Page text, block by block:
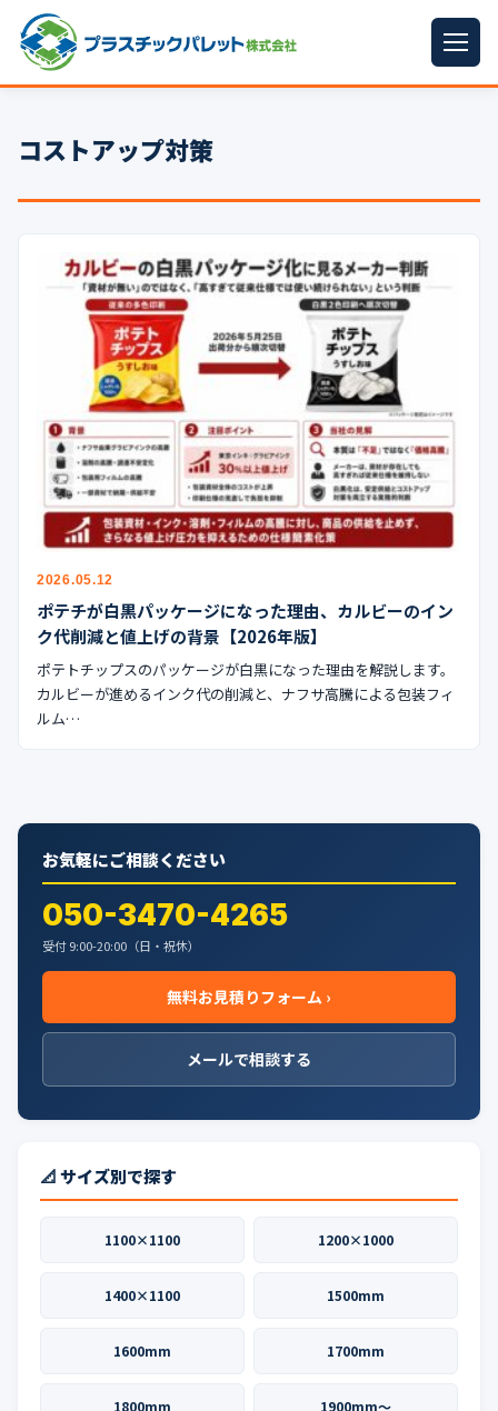
パレットサイズ
プラパレット ▼
コンテナ
中古パレット
梱包資材
イラン情勢まとめ
公式ブログ
🇺🇸🇰🇷🇹🇼🇻🇳
コストアップ対策
2026.05.12
ポテチが白黒パッケージになった理由、カルビーのイン
ク代削減と値上げの背景【2026年版】
ポテトチップスのパッケージが白黒になった理由を解説します。
カルビーが進めるインク代の削減と、ナフサ高騰による包装フィ
ルム…
お気軽にご相談ください
050-3470-4265
受付 9:00-20:00（日・祝休）
無料お見積りフォーム ›
メールで相談する
📐 サイズ別で探す
1100×1100 1200×1000
1400×1100 1500mm
1600mm 1700mm
1800mm 1900mm〜